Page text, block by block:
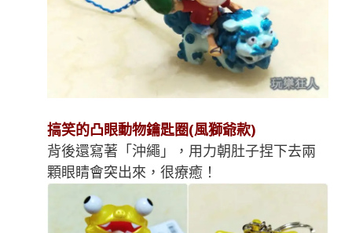
搞笑的凸眼動物鑰匙圈(風獅爺款)
背後還寫著「沖繩」，用力朝肚子捏下去兩
顆眼睛會突出來，很療癒！